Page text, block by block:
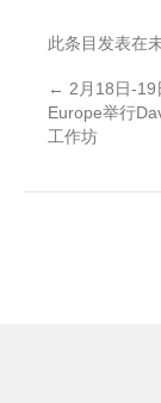
此条目发表在
← 2月18日-
Europe举行
工作坊